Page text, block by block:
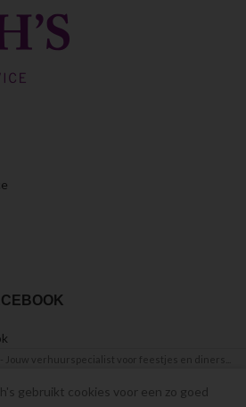
Jouw verhuurspecialist voor feestjes en diners...
gebruikt cookies voor een zo goed